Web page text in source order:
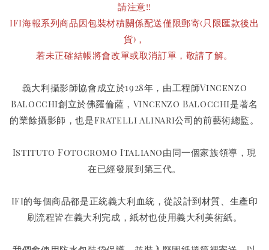
請注意!!
IFI海報系列商品因包裝材積關係配送僅限郵寄(只限匯款後出
貨)，
若未正確結帳將會改單或取消訂單，敬請了解。
義大利攝影師協會成立於1928年，由工程師Vincenzo
Balocchi創立於佛羅倫薩，Vincenzo Balocchi是著名
的業餘攝影師，也是Fratelli Alinari公司的前藝術總監。
Istituto Fotocromo Italiano由同一個家族領導，現
在已經發展到第三代。
IFI的每個商品都是正統義大利血統，從設計到材質、生產印
刷流程皆在義大利完成，紙材也使用義大利美術紙。